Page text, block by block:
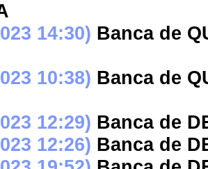
14:30) Banca de
10:38) Banca de
12:29) Banca de
12:26) Banca de